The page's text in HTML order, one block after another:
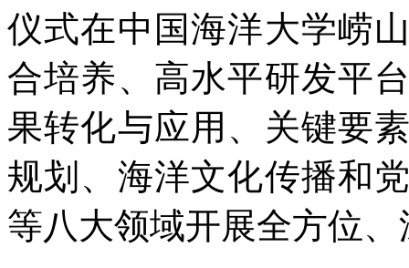
仪式在中国海洋大学崂
合培养、高水平研发平
果转化与应用、关键要
规划、海洋文化传播和
等八大领域开展全方位